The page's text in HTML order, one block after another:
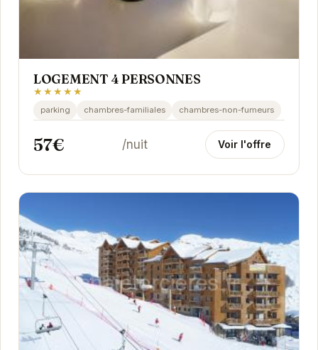
LOGEMENT 4 PERSONNES
★★★★★
parking chambres-familiales chambres-non-fumeurs
57€ /nuit Voir l'offre